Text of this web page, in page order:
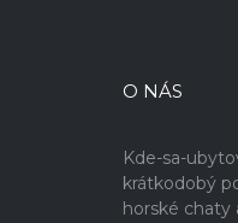
O NÁS
Kde-sa-
krátkodobý
horské chaty